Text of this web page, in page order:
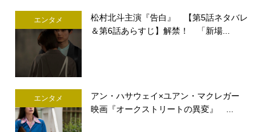
エンタメ
松村北斗主演『告白』 【第5話ネタバレ
＆第6話あらすじ】解禁！ 「新場...
エンタメ
アン・ハサウェイ×ユアン・マクレガー
映画『オークストリートの異変』 ...